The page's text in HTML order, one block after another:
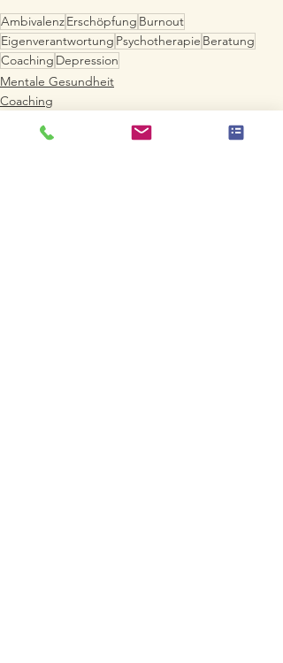
AmbivalenzErschöpfung Burnout
Eigenverantwortung Psychotherapie Beratung
Coaching Depression
Mentale Gesundheit
Coaching